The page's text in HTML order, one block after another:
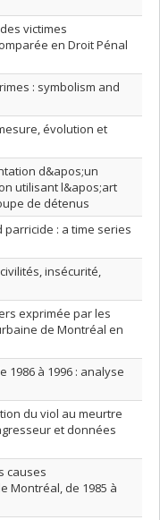
victimes
en Droit Pénal
: symbolism and
évolution et
d&apos;un
utilisant l&apos;art
de détenus
: a time series
insécurité,
exprimée par les
de Montréal en
1986 à 1996 : analyse
du viol au meurtre
et données
causes
Montréal, de 1985 à